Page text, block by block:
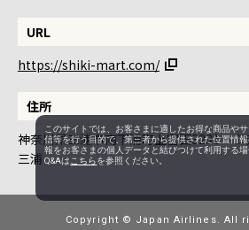
URL
https://shiki-mart.com/
住所
神奈川県三浦市南下浦町上宮田3231 ホ
三浦
Copyright © Japan Airlines. All
このサイトでは、お客さまに適したお得な商品や
信等を行う目的で、第三者から提供された位置情
報をお客さまの個人データと結びつけて利用する
Q&Aは こちらを参照ください。